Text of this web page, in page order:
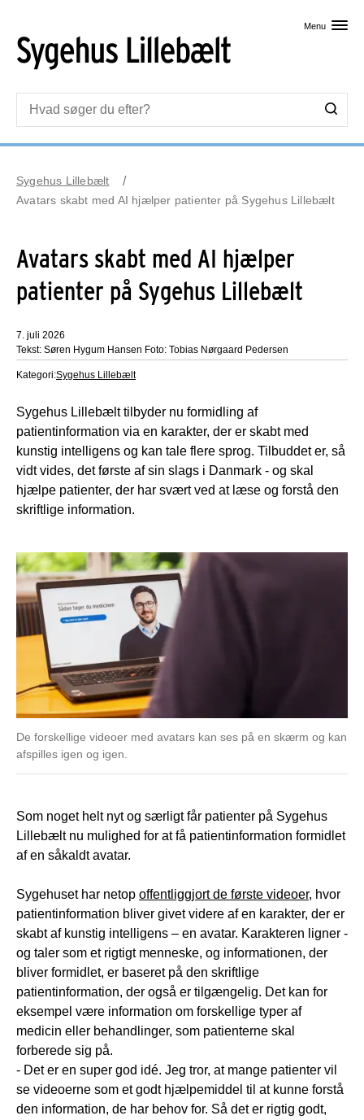
Menu
Sygehus Lillebælt
Avatars skabt med AI hjælper patienter på Sygehus Lillebælt
Avatars skabt med AI hjælper
patienter på Sygehus Lillebælt
7. juli 2026
Tekst: Søren Hygum Hansen Foto: Tobias Nørgaard Pedersen
Kategori:Sygehus Lillebælt
Sygehus Lillebælt tilbyder nu formidling af
patientinformation via en karakter, der er skabt med
kunstig intelligens og kan tale flere sprog. Tilbuddet er, så
vidt vides, det første af sin slags i Danmark - og skal
hjælpe patienter, der har svært ved at læse og forstå den
skriftlige information.
De forskellige videoer med avatars kan ses på en skærm og kan
afspilles igen og igen.
Som noget helt nyt og særligt får patienter på Sygehus
Lillebælt nu mulighed for at få patientinformation formidlet
af en såkaldt avatar.
Sygehuset har netop offentliggjort de første videoer, hvor
patientinformation bliver givet videre af en karakter, der er
skabt af kunstig intelligens – en avatar. Karakteren ligner -
og taler som et rigtigt menneske, og informationen, der
bliver formidlet, er baseret på den skriftlige
patientinformation, der også er tilgængelig. Det kan for
eksempel være information om forskellige typer af
medicin eller behandlinger, som patienterne skal
forberede sig på.
- Det er en super god idé. Jeg tror, at mange patienter vil
se videoerne som et godt hjælpemiddel til at kunne forstå
den information, de har behov for. Så det er rigtig godt,